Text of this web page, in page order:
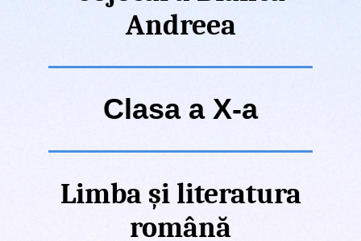
Andreea
Clasa a X-a
Limba și literatura
română